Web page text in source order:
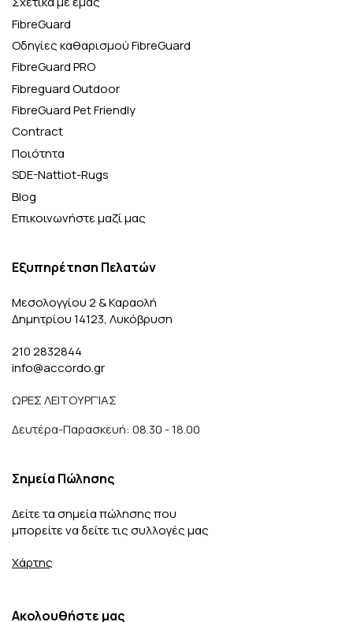
FibreGuard
Οδηγίες καθαρισμού FibreGuard
FibreGuard PRO
Fibreguard Outdoor
FibreGuard Pet Friendly
Contract
Ποιότητα
SDE-Nattiot-Rugs
Blog
Επικοινωνήστε μαζί μας
Εξυπηρέτηση Πελατών
Μεσολογγίου 2 & Καραολή
Δημητρίου 14123, Λυκόβρυση
210 2832844
info@accordo.gr
ΩΡΕΣ ΛΕΙΤΟΥΡΓΊΑΣ
Δευτέρα-Παρασκευή: 08.30 - 18.00
Σημεία Πώλησης
Δείτε τα σημεία πώλησης που
μπορείτε να δείτε τις συλλογές μας
Χάρτης
Ακολουθήστε μας